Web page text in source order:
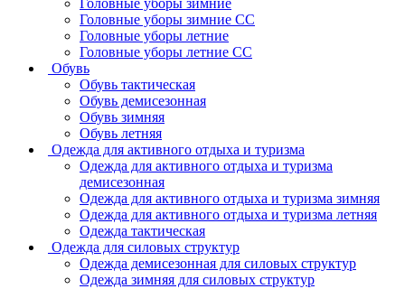
Головные уборы зимние
Головные уборы зимние СС
Головные уборы летние
Головные уборы летние СС
Обувь
Обувь тактическая
Обувь демисезонная
Обувь зимняя
Обувь летняя
Одежда для активного отдыха и туризма
Одежда для активного отдыха и туризма
демисезонная
Одежда для активного отдыха и туризма зимняя
Одежда для активного отдыха и туризма летняя
Одежда тактическая
Одежда для силовых структур
Одежда демисезонная для силовых структур
Одежда зимняя для силовых структур